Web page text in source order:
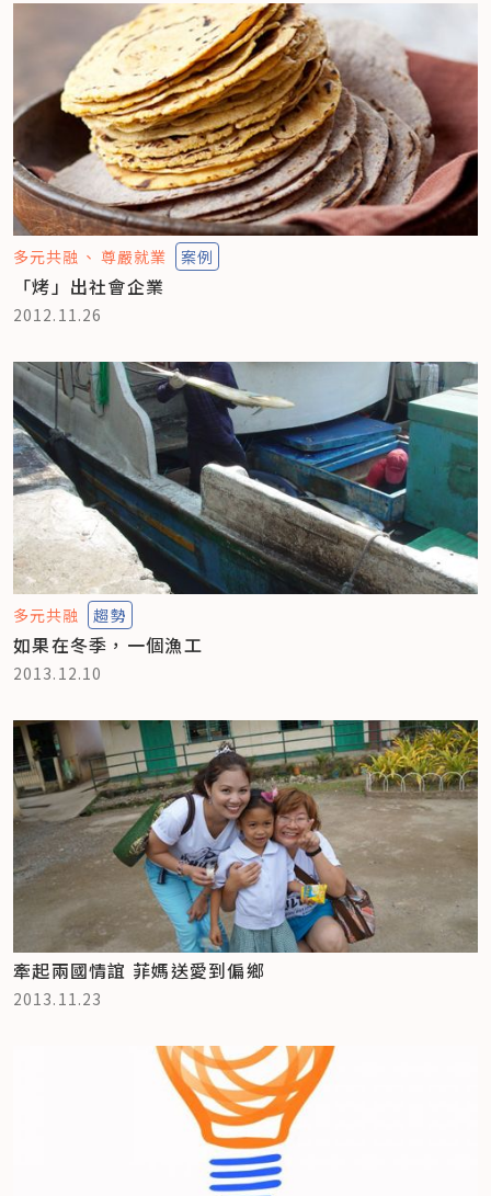
多元共融 尊嚴就業 案例
「烤」出社會企業
2012.11.26
多元共融 趨勢
如果在冬季，一個漁工
2013.12.10
牽起兩國情誼 菲媽送愛到偏鄉
2013.11.23